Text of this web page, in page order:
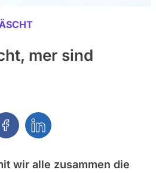
mer sind
wir alle zusammen die